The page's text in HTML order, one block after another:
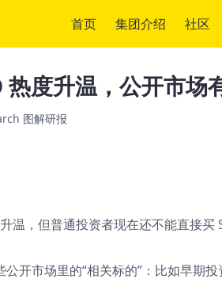
首页 集团介绍 社区
热度升温，公开市场
图解研报
温，但普通投资者现在还不能直接买
公开市场里的“相关标的”：比如早期